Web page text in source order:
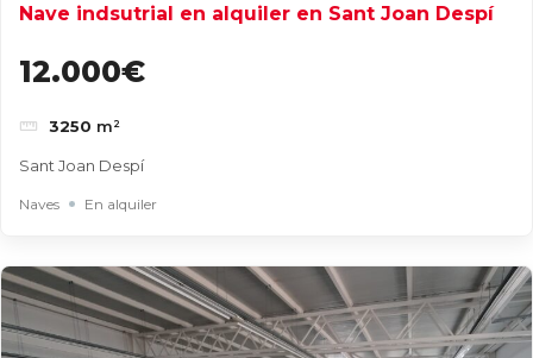
Nave indsutrial en alquiler en Sant Joan Despí
12.000€
3250 m²
Sant Joan Despí
Naves En alquiler